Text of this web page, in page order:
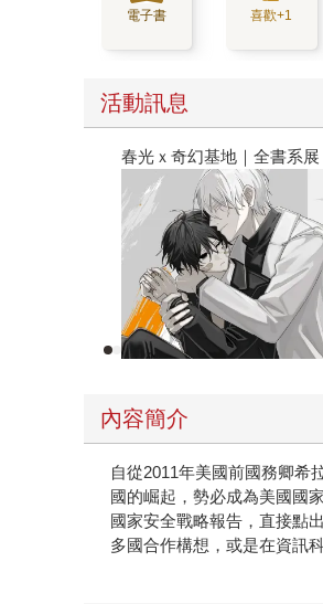
電子書 喜歡+1
活動訊息
春光ｘ奇幻基地｜全書系展
內容簡介
自從2011年美國前國務卿希
國的崛起，勢必成為美國國
國家安全戰略報告，直接點
多國合作構想，或是在資訊